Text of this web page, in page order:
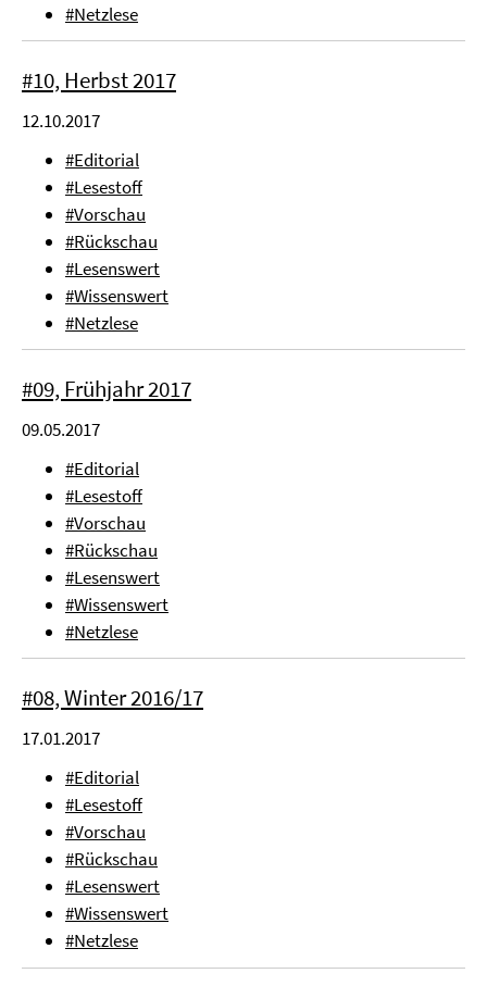
#Netzlese
#10, Herbst 2017
12.10.2017
#Editorial
#Lesestoff
#Vorschau
#Rückschau
#Lesenswert
#Wissenswert
#Netzlese
#09, Frühjahr 2017
09.05.2017
#Editorial
#Lesestoff
#Vorschau
#Rückschau
#Lesenswert
#Wissenswert
#Netzlese
#08, Winter 2016/17
17.01.2017
#Editorial
#Lesestoff
#Vorschau
#Rückschau
#Lesenswert
#Wissenswert
#Netzlese